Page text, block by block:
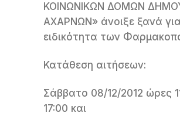
ΚΟΙΝΩΝΙΚΩΝ ΔΟΜΩΝ
ΑΧΑΡΝΩΝ» άνοιξε ξανά
ειδικότητα των
Κατάθεση αιτήσεων:
Σάββατο 08/12/2012 ώρες
17:00 και